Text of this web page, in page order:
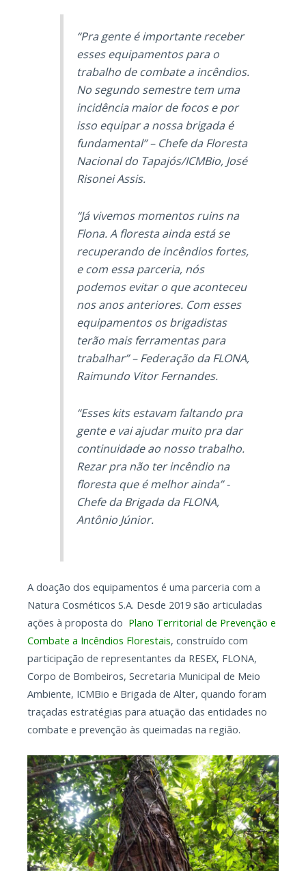
“Pra gente é importante receber
esses equipamentos para o
trabalho de combate a incêndios.
No segundo semestre tem uma
incidência maior de focos e por
isso equipar a nossa brigada é
fundamental” – Chefe da Floresta
Nacional do Tapajós/ICMBio, José
Risonei Assis.
“Já vivemos momentos ruins na
Flona. A floresta ainda está se
recuperando de incêndios fortes,
e com essa parceria, nós
podemos evitar o que aconteceu
nos anos anteriores. Com esses
equipamentos os brigadistas
terão mais ferramentas para
trabalhar” – Federação da FLONA,
Raimundo Vitor Fernandes.
“Esses kits estavam faltando pra
gente e vai ajudar muito pra dar
continuidade ao nosso trabalho.
Rezar pra não ter incêndio na
floresta que é melhor ainda” -
Chefe da Brigada da FLONA,
Antônio Júnior.
A doação dos equipamentos é uma parceria com a
Natura Cosméticos S.A. Desde 2019 são articuladas
ações à proposta do Plano Territorial de Prevenção e
Combate a Incêndios Florestais, construído com
participação de representantes da RESEX, FLONA,
Corpo de Bombeiros, Secretaria Municipal de Meio
Ambiente, ICMBio e Brigada de Alter, quando foram
traçadas estratégias para atuação das entidades no
combate e prevenção às queimadas na região.